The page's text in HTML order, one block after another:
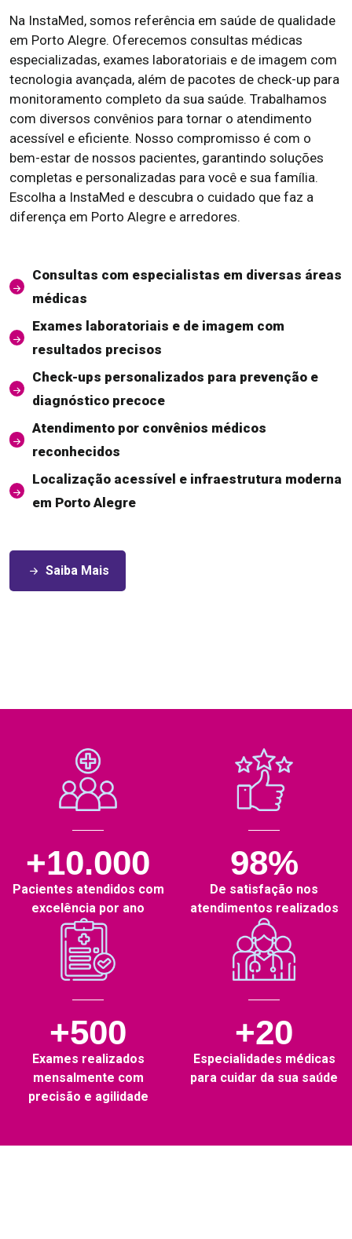
Na InstaMed, somos referência em saúde de qualidade
em Porto Alegre. Oferecemos consultas médicas
especializadas, exames laboratoriais e de imagem com
tecnologia avançada, além de pacotes de check-up para
monitoramento completo da sua saúde. Trabalhamos
com diversos convênios para tornar o atendimento
acessível e eficiente. Nosso compromisso é com o
bem-estar de nossos pacientes, garantindo soluções
completas e personalizadas para você e sua família.
Escolha a InstaMed e descubra o cuidado que faz a
diferença em Porto Alegre e arredores.
Consultas com especialistas em diversas áreas
médicas
Exames laboratoriais e de imagem com
resultados precisos
Check-ups personalizados para prevenção e
diagnóstico precoce
Atendimento por convênios médicos
reconhecidos
Localização acessível e infraestrutura moderna
em Porto Alegre
Saiba Mais
+10.000
Pacientes atendidos com
excelência por ano
98%
De satisfação nos
atendimentos realizados
+500
Exames realizados
mensalmente com
precisão e agilidade
+20
Especialidades médicas
para cuidar da sua saúde